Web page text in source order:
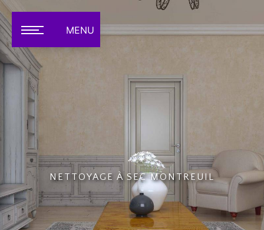
Panneau de gestion des cookies
MENU
NETTOYAGE À SEC MONTREUIL